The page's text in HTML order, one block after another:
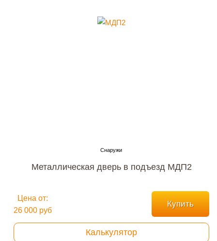
Металлическая дверь в подъезд МДП2
Цена от:
26 000 руб
Купить
Калькулятор